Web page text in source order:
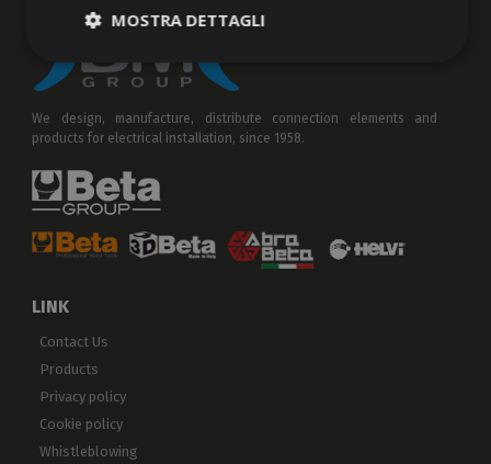
We design, manufacture, distribute connection elements and
products for electrical installation, since 1958.
LINK
Contact Us
Products
Privacy policy
Cookie policy
Whistleblowing
MOSTRA DETTAGLI